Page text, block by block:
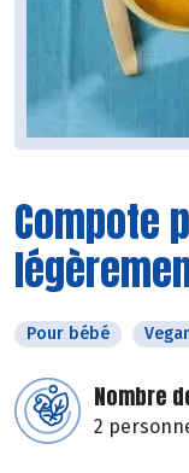
Compote
Pour bébé
Nombre
2